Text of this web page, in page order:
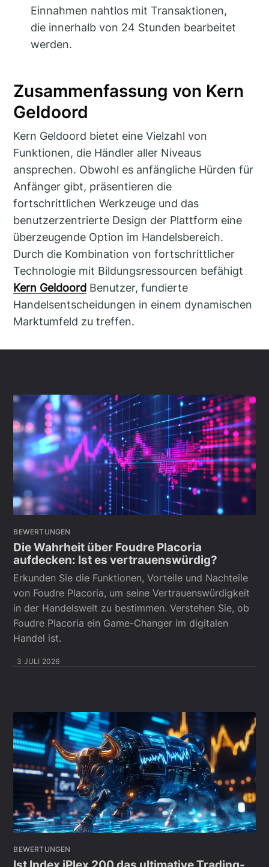
Einnahmen nahtlos mit Transaktionen,
die innerhalb von 24 Stunden bearbeitet
werden.
Zusammenfassung von Kern
Geldoord
Kern Geldoord bietet eine Vielzahl von
Funktionen, die Händler aller Niveaus
ansprechen. Obwohl es anfängliche Hürden für
Anfänger gibt, präsentieren die
fortschrittlichen Werkzeuge und das
benutzerzentrierte Design der Plattform eine
überzeugende Option im Handelsbereich.
Durch die Kombination von fortschrittlicher
Technologie mit Bildungsressourcen befähigt
Kern Geldoord Benutzer, fundierte
Handelsentscheidungen in einem dynamischen
Marktumfeld zu treffen.
BEWERTUNGEN
Die Wahrheit über Foudre Placoria
aufdecken: Ist es vertrauenswürdig?
Erkunden Sie die Funktionen, Vorteile und Nachteile
von Foudre Placoria, um seine Vertrauenswürdigkeit
in der Handelswelt zu bestimmen. Verstehen Sie, ob
Foudre Placoria ein Game-Changer im digitalen
Handel ist.
3 JULI 2026
BEWERTUNGEN